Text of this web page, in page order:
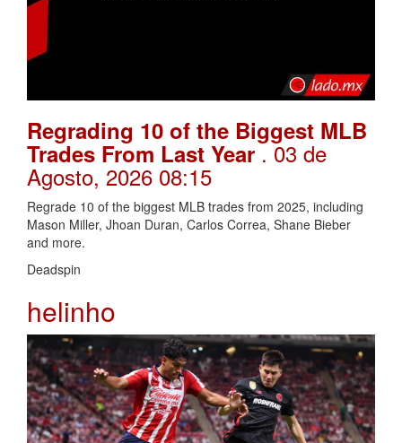
Regrading 10 of the Biggest MLB
Trades From Last Year. 03 de
Agosto, 2026 08:15
Regrade 10 of the biggest MLB trades from 2025, including
Mason Miller, Jhoan Duran, Carlos Correa, Shane Bieber
and more.
Deadspin
helinho